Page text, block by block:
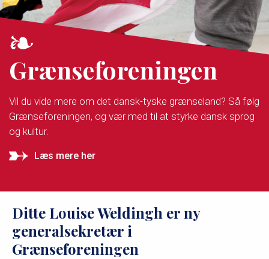
Grænseforeningen
Vil du vide mere om det dansk-tyske grænseland? Så følg
Grænseforeningen, og vær med til at styrke dansk sprog
og kultur.
Læs mere her
Ditte Louise Weldingh er ny
generalsekretær i
Grænseforeningen